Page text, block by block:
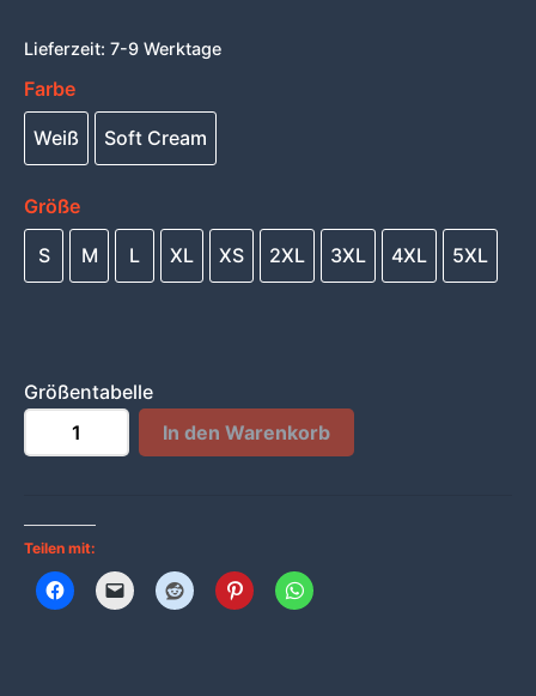
Lieferzeit: 7-9 Werktage
Farbe
Weiß Soft Cream
Größe
S M L XL XS 2XL 3XL 4XL 5XL
Größentabelle
Royal
Enduro
by
MIKESCH38
Menge
In den Warenkorb
Teilen mit: